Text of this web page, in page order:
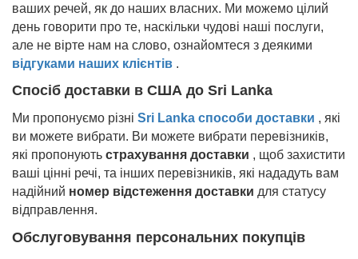
ваших речей, як до наших власних. Ми можемо цілий
день говорити про те, наскільки чудові наші послуги,
але не вірте нам на слово, ознайомтеся з деякими
відгуками наших клієнтів .
Спосіб доставки в США до Sri Lanka
Ми пропонуємо різні Sri Lanka способи доставки , які
ви можете вибрати. Ви можете вибрати перевізників,
які пропонують страхування доставки , щоб захистити
ваші цінні речі, та інших перевізників, які нададуть вам
надійний номер відстеження доставки для статусу
відправлення.
Обслуговування персональних покупців